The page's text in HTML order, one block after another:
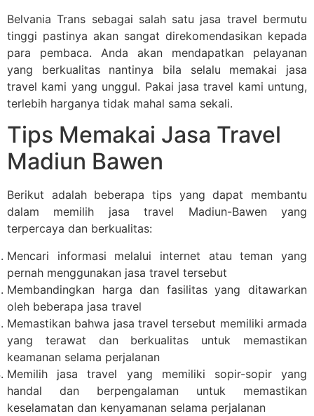
Belvania Trans sebagai salah satu jasa travel bermutu
tinggi pastinya akan sangat direkomendasikan kepada
para pembaca. Anda akan mendapatkan pelayanan
yang berkualitas nantinya bila selalu memakai jasa
travel kami yang unggul. Pakai jasa travel kami untung,
terlebih harganya tidak mahal sama sekali.
Tips Memakai Jasa Travel
Madiun Bawen
Berikut adalah beberapa tips yang dapat membantu
dalam memilih jasa travel Madiun-Bawen yang
terpercaya dan berkualitas:
Mencari informasi melalui internet atau teman yang
pernah menggunakan jasa travel tersebut
Membandingkan harga dan fasilitas yang ditawarkan
oleh beberapa jasa travel
Memastikan bahwa jasa travel tersebut memiliki armada
yang terawat dan berkualitas untuk memastikan
keamanan selama perjalanan
Memilih jasa travel yang memiliki sopir-sopir yang
handal dan berpengalaman untuk memastikan
keselamatan dan kenyamanan selama perjalanan